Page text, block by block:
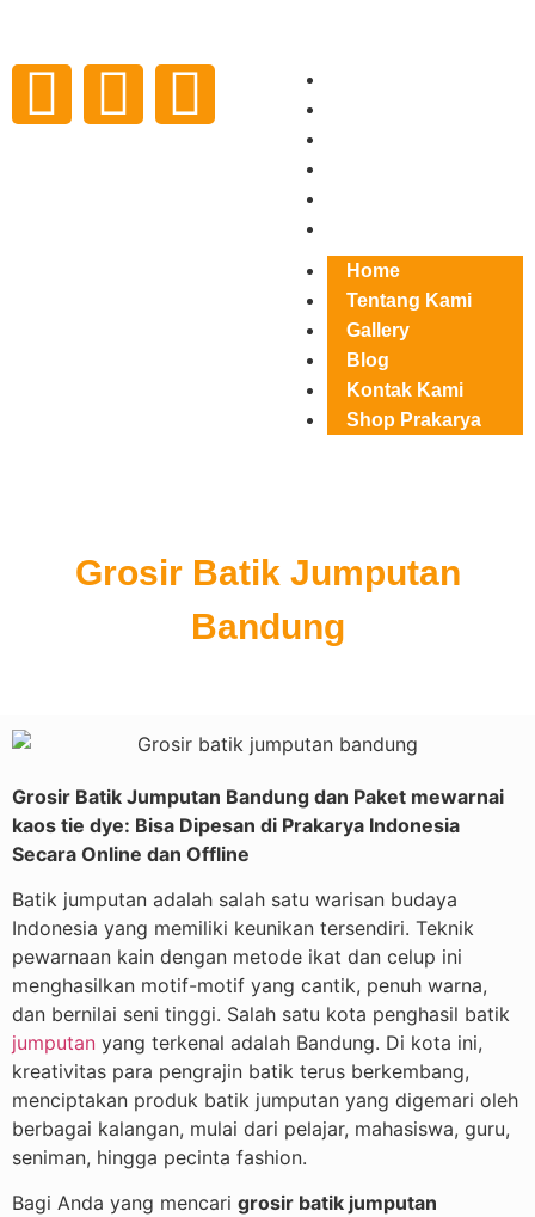
Home
Tentang Kami
Gallery
Blog
Kontak Kami
Shop Prakarya
Grosir Batik Jumputan
Bandung
Grosir Batik Jumputan Bandung dan Paket mewarnai
kaos tie dye: Bisa Dipesan di Prakarya Indonesia
Secara Online dan Offline
Batik jumputan adalah salah satu warisan budaya
Indonesia yang memiliki keunikan tersendiri. Teknik
pewarnaan kain dengan metode ikat dan celup ini
menghasilkan motif-motif yang cantik, penuh warna,
dan bernilai seni tinggi. Salah satu kota penghasil batik
jumputan yang terkenal adalah Bandung. Di kota ini,
kreativitas para pengrajin batik terus berkembang,
menciptakan produk batik jumputan yang digemari oleh
berbagai kalangan, mulai dari pelajar, mahasiswa, guru,
seniman, hingga pecinta fashion.
Bagi Anda yang mencari grosir batik jumputan